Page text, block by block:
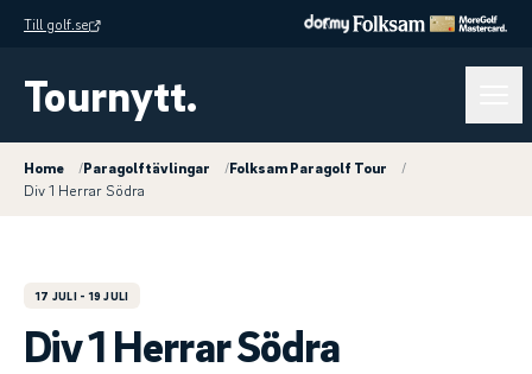
Till golf.se
Tournytt.
Home /Paragolftävlingar /Folksam Paragolf Tour
/
Div 1 Herrar Södra
17 JULI - 19 JULI
Div 1 Herrar Södra